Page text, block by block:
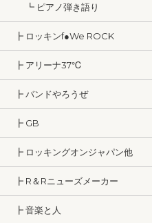
┗ ピアノ弾き語り
┣ ロッキンf●We ROCK
┣ アリーナ37℃
┣ バンドやろうぜ
┣ GB
┣ ロッキングオンジャパン他
┣ R＆Rニューズメーカー
┣ 音楽と人